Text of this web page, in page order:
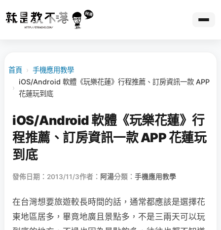
首頁 › 手機應用教學
›
iOS/Android 軟體《玩樂花蓮》行程推薦、訂房資訊一款 APP
花蓮玩到底
iOS/Android 軟體《玩樂花蓮》行
程推薦、訂房資訊一款 APP 花蓮玩
到底
發佈日期：2013/11/3作者： 阿湯分類： 手機應用教學
在台灣想要旅遊較長時間的話，通常都應該是選擇花
東地區居多，畢竟地廣且景點多，不是三兩天可以玩